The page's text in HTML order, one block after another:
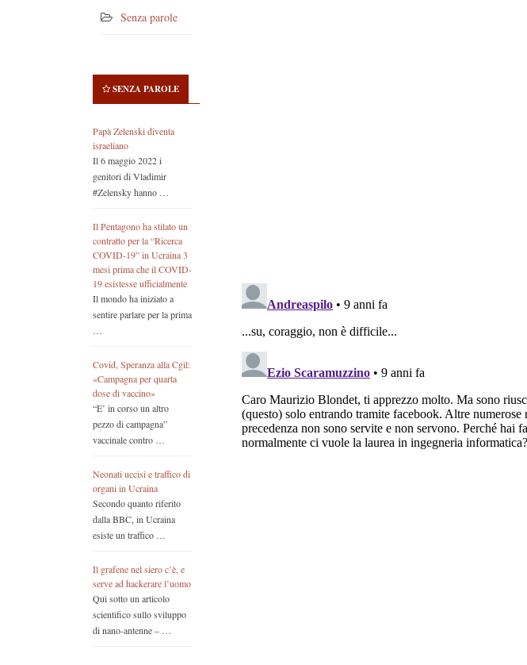
Senza parole
SENZA PAROLE
Papà Zelenski diventa
israeliano
Il 6 maggio 2022 i
genitori di Vladimir
#Zelensky hanno …
Il Pentagono ha stilato un
contratto per la “Ricerca
COVID-19” in Ucraina 3
mesi prima che il COVID-
19 esistesse ufficialmente
Il mondo ha iniziato a
sentire parlare per la prima
…
Covid, Speranza alla Cgil:
«Campagna per quarta
dose di vaccino»
“E’ in corso un altro
pezzo di campagna”
vaccinale contro …
Neonati uccisi e traffico di
organi in Ucraina
Secondo quanto riferito
dalla BBC, in Ucraina
esiste un traffico …
Il grafene nel siero c’è, e
serve ad hackerare l’uomo
Qui sotto un articolo
scientifico sullo sviluppo
di nano-antenne – …